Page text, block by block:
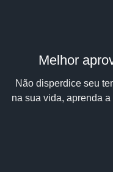
Melhor
Não disperdice seu
na sua vida, aprenda